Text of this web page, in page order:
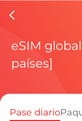
eSIM
países]
Pase diario